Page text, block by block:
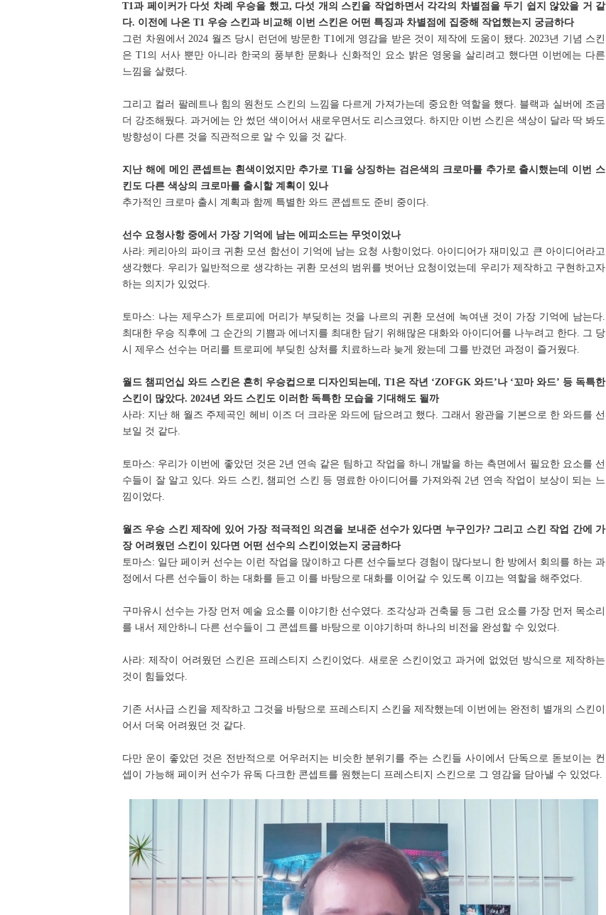
T1과 페이커가 다섯 차례 우승을 했고, 다섯 개의 스킨을 작업하면서 각각의 차별점을 두기 쉽지 않았을 거 같
다. 이전에 나온 T1 우승 스킨과 비교해 이번 스킨은 어떤 특징과 차별점에 집중해 작업했는지 궁금하다
그런 차원에서 2024 월즈 당시 런던에 방문한 T1에게 영감을 받은 것이 제작에 도움이 됐다. 2023년 기념 스킨
은 T1의 서사 뿐만 아니라 한국의 풍부한 문화나 신화적인 요소 밝은 영웅을 살리려고 했다면 이번에는 다른
느낌을 살렸다.
그리고 컬러 팔레트나 힘의 원천도 스킨의 느낌을 다르게 가져가는데 중요한 역할을 했다. 블랙과 실버에 조금
더 강조해뒀다. 과거에는 안 썼던 색이어서 새로우면서도 리스크였다. 하지만 이번 스킨은 색상이 달라 딱 봐도
방향성이 다른 것을 직관적으로 알 수 있을 것 같다.
지난 해에 메인 콘셉트는 흰색이었지만 추가로 T1을 상징하는 검은색의 크로마를 추가로 출시했는데 이번 스
킨도 다른 색상의 크로마를 출시할 계획이 있나
추가적인 크로마 출시 계획과 함께 특별한 와드 콘셉트도 준비 중이다.
선수 요청사항 중에서 가장 기억에 남는 에피소드는 무엇이었나
사라: 케리아의 파이크 귀환 모션 함선이 기억에 남는 요청 사항이었다. 아이디어가 재미있고 큰 아이디어라고
생각했다. 우리가 일반적으로 생각하는 귀환 모션의 범위를 벗어난 요청이었는데 우리가 제작하고 구현하고자
하는 의지가 있었다.
토마스: 나는 제우스가 트로피에 머리가 부딪히는 것을 나르의 귀환 모션에 녹여낸 것이 가장 기억에 남는다.
최대한 우승 직후에 그 순간의 기쁨과 에너지를 최대한 담기 위해많은 대화와 아이디어를 나누려고 한다. 그 당
시 제우스 선수는 머리를 트로피에 부딪힌 상처를 치료하느라 늦게 왔는데 그를 반겼던 과정이 즐거웠다.
월드 챔피언십 와드 스킨은 흔히 우승컵으로 디자인되는데, T1은 작년 ‘ZOFGK 와드’나 ‘꼬마 와드’ 등 독특한
스킨이 많았다. 2024년 와드 스킨도 이러한 독특한 모습을 기대해도 될까
사라: 지난 해 월즈 주제곡인 헤비 이즈 더 크라운 와드에 담으려고 했다. 그래서 왕관을 기본으로 한 와드를 선
보일 것 같다.
토마스: 우리가 이번에 좋았던 것은 2년 연속 같은 팀하고 작업을 하니 개발을 하는 측면에서 필요한 요소를 선
수들이 잘 알고 있다. 와드 스킨, 챔피언 스킨 등 명료한 아이디어를 가져와줘 2년 연속 작업이 보상이 되는 느
낌이었다.
월즈 우승 스킨 제작에 있어 가장 적극적인 의견을 보내준 선수가 있다면 누구인가? 그리고 스킨 작업 간에 가
장 어려웠던 스킨이 있다면 어떤 선수의 스킨이었는지 궁금하다
토마스: 일단 페이커 선수는 이런 작업을 많이하고 다른 선수들보다 경험이 많다보니 한 방에서 회의를 하는 과
정에서 다른 선수들이 하는 대화를 듣고 이를 바탕으로 대화를 이어갈 수 있도록 이끄는 역할을 해주었다.
구마유시 선수는 가장 먼저 예술 요소를 이야기한 선수였다. 조각상과 건축물 등 그런 요소를 가장 먼저 목소리
를 내서 제안하니 다른 선수들이 그 콘셉트를 바탕으로 이야기하며 하나의 비전을 완성할 수 있었다.
사라: 제작이 어려웠던 스킨은 프레스티지 스킨이었다. 새로운 스킨이었고 과거에 없었던 방식으로 제작하는
것이 힘들었다.
기존 서사급 스킨을 제작하고 그것을 바탕으로 프레스티지 스킨을 제작했는데 이번에는 완전히 별개의 스킨이
어서 더욱 어려웠던 것 같다.
다만 운이 좋았던 것은 전반적으로 어우러지는 비슷한 분위기를 주는 스킨들 사이에서 단독으로 돋보이는 컨
셉이 가능해 페이커 선수가 유독 다크한 콘셉트를 원했는디 프레스티지 스킨으로 그 영감을 담아낼 수 있었다.